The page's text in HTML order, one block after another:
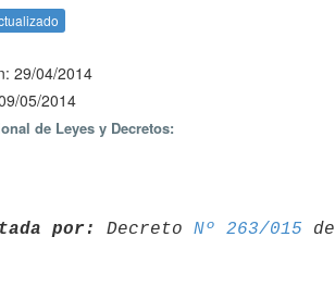
29/04/2014
05/2014
de Leyes y Decretos:
por: Decreto Nº 263/015